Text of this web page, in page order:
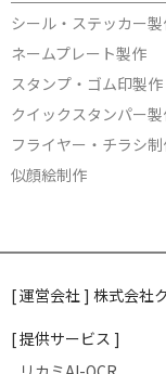
シール・ステッカー
ネームプレート製作
スタンプ・ゴム印製作
クイックスタンパー
フライヤー・チラシ
似顔絵制作
[ 運営会社 ] 株式会社
[ 提供サービス ]